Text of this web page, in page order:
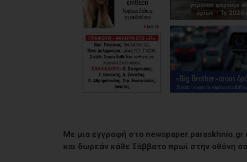
Με μια εγγραφή στο
και δωρεάν κάθε Σάββατο πρωί στην οθόνη